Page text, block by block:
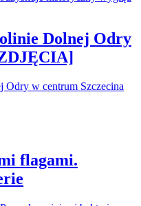
Dolnej Odry
flagami.